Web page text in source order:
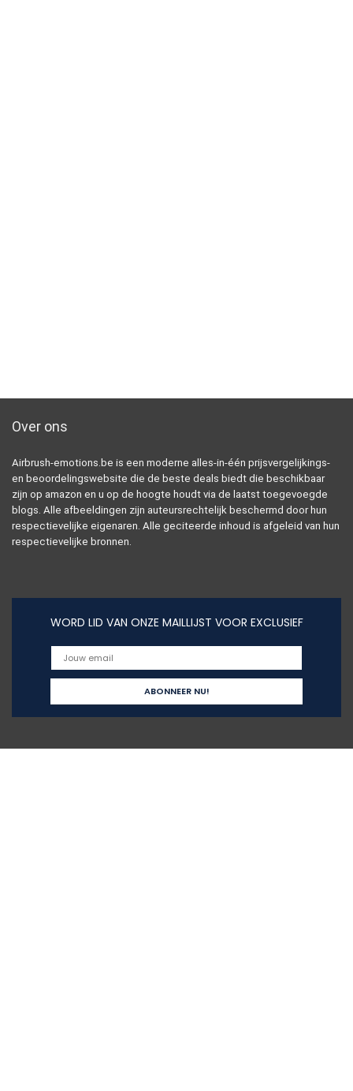
Over ons
Airbrush-emotions.be is een moderne alles-in-één prijsvergelijkings-
en beoordelingswebsite die de beste deals biedt die beschikbaar
zijn op amazon en u op de hoogte houdt via de laatst toegevoegde
blogs. Alle afbeeldingen zijn auteursrechtelijk beschermd door hun
respectievelijke eigenaren. Alle geciteerde inhoud is afgeleid van hun
respectievelijke bronnen.
WORD LID VAN ONZE MAILLIJST VOOR EXCLUSIEF